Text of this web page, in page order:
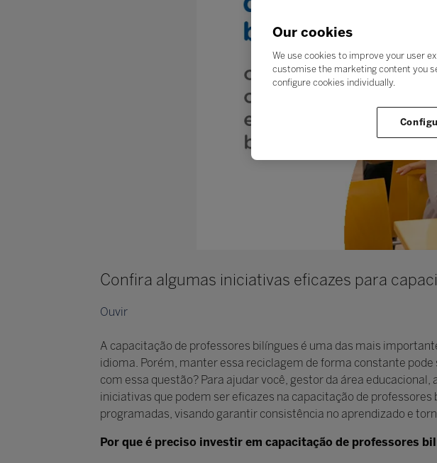
Confira algumas iniciativas eficazes para
Ouvir
A capacitação de professores bilíngues é uma das mais
idioma. Porém, manter essa reciclagem de forma constante
com essa questão? Para ajudar você, gestor da área
iniciativas que podem ser eficazes na capacitação de
programadas, visando garantir consistência no aprendizado e
Por que é preciso investir em capacitação de professores
Our cookies
We use cookies to improve your user
customise the marketing content you
configure cookies individually.